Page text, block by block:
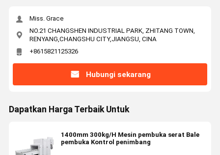
Miss. Grace
NO.21 CHANGSHEN INDUSTRIAL PARK, ZHITANG TOWN,
RENYANG,CHANGSHU CITY,JIANGSU, CINA
+8615821125326
Hubungi sekarang
Dapatkan Harga Terbaik Untuk
1400mm 300kg/H Mesin pembuka serat Bale
pembuka Kontrol penimbang